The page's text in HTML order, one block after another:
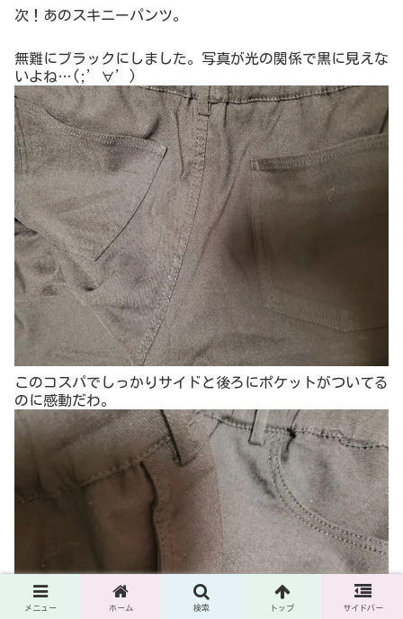
ゃり ゆったり かわいい おしゃれ カジュアル ナチュラ
ィースファッション アパレル 通販 大きいサイズ コーデ
安い おしゃれ お洒落 20代 30代 40代 50代 女性 パンツ
ズボン
次は、色々ショップを見ていてかわいーなーと思ったシャ
ツです。
これも部屋の照明で色がアレですが、グリーンのストライ
プを選びました。(;’∀’)
メニュー ホーム 検索 トップ サイドバー